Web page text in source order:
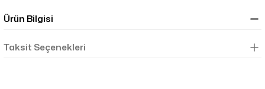
Ürün Bilgisi
Taksit Seçenekleri